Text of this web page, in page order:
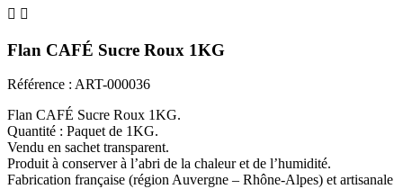
 
Flan CAFÉ Sucre Roux 1KG
Référence : ART-000036
Flan CAFÉ Sucre Roux 1KG.
Quantité : Paquet de 1KG.
Vendu en sachet transparent.
Produit à conserver à l’abri de la chaleur et de l’humidité.
Fabrication française (région Auvergne – Rhône-Alpes) et artisanale